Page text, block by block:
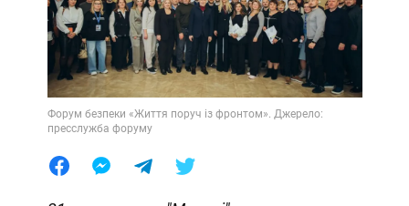
Форум безпеки «Життя поруч із фронтом». Джерело:
пресслужба форуму